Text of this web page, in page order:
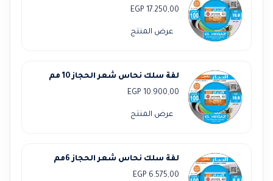
17.250,00
EGP
عرض المنتج
لفة سلك نحاس شعر الحجاز 10 مم
10.900,00
EGP
عرض المنتج
لفة سلك نحاس شعر الحجاز 6مم
6.575,00
EGP